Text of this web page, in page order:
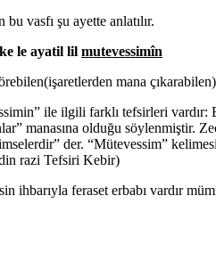
vasfı şu ayette anlatılır.
le ayatil lil mutevessimîn
mana
ile ilgili farklı tefsirleri vardır:
manasına olduğu söylenmiştir.
der. “Mütevessim”
razi Tefsiri Kebir)
ihbarıyla feraset erbabı vardır